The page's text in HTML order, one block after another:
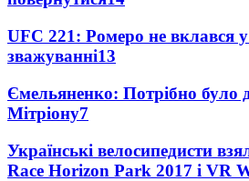
UFC 221: Ромеро не вклався
зважуванні13
Ємельяненко: Потрібно було
Мітріону7
Українські велосипедисти
Race Horizon Park 2017 і VR